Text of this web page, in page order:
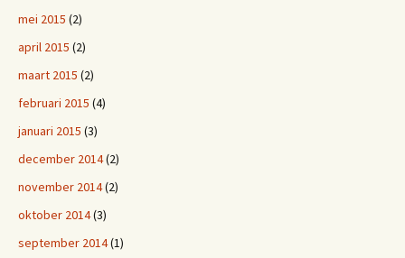
mei 2015 (2)
april 2015 (2)
maart 2015 (2)
februari 2015 (4)
januari 2015 (3)
december 2014(2)
november 2014(2)
oktober 2014(3)
september 2014(1)